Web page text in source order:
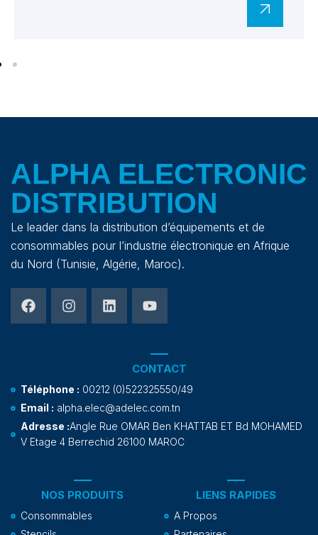
ALPHA ELECTRONIC
DISTRIBUTION
Le leader dans la distribution d’équipements et de
consommables pour l’industrie électronique en Afrique
du Nord (Tunisie, Algérie, Maroc).
NOS PRODUITS
Consommables
LIENS RAPIDES
A Propos
CONTACT
Téléphone : 00212 (0)522325550/49
Email : alpha.elec@adelec.com.tn
Adresse :Angle Rue OMAR Ben KHATTAB ET Bd MOHAMED
V Etage 4 Berrechid 26100 MAROC